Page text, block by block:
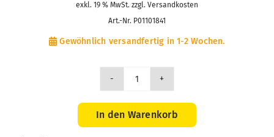
exkl. 19 % MwSt. zzgl. Versandkosten
Art.-Nr. P01101841
Gewöhnlich versandfertig in 1-2 Wochen.
Adapter
DB25M
Menge
In den Warenkorb